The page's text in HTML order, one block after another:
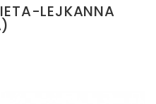
LEJKANNA